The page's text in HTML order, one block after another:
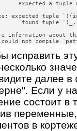
expected a tuple
expected tuple
found tuple `(_,
information about
not compile
исправить
далее в
Если у
состоит в
в